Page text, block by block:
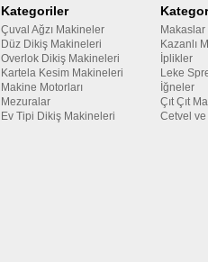
Kategoriler
Çuval Ağzı Makineler
Düz Dikiş Makineleri
Overlok Dikiş Makineleri
Kartela Kesim Makineleri
Makine Motorları
Mezuralar
Ev Tipi Dikiş Makineleri
Makaslar
Kazanlı
İplikler
Leke
İğneler
Çıt Çıt
Cetvel ve